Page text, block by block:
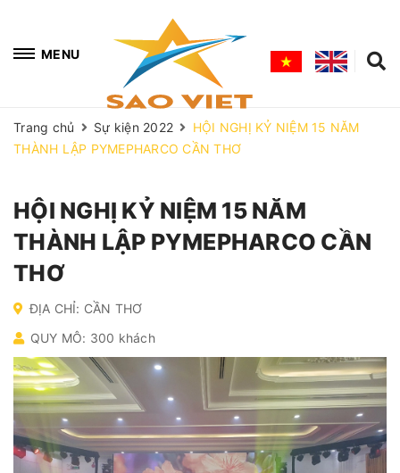
MENU
Trang chủ Sự kiện 2022
HỘI NGHỊ KỶ NIỆM 15 NĂM
THÀNH LẬP PYMEPHARCO CẦN THƠ
HỘI NGHỊ KỶ NIỆM 15 NĂM
THÀNH LẬP PYMEPHARCO CẦN
THƠ
ĐỊA CHỈ: CẦN THƠ
QUY MÔ: 300 khách